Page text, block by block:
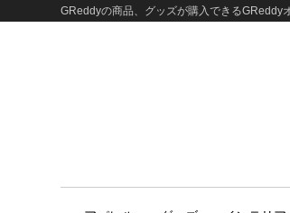
GReddyの商品、グッズが購入できるGReddy